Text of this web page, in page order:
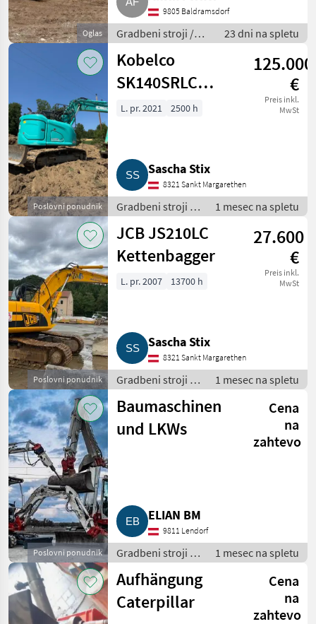
Oglas
9805 Baldramsdorf
Gradbeni stroji /
Bager goseničar
23 dni na spletu
Poslovni ponudnik
Kobelco
SK140SRLC
Kurzheckbagger
125.000
€
Preis inkl.
MwSt
L. pr. 2021 2500 h
Sascha Stix
8321 Sankt Margarethen
Gradbeni stroji /
Bager goseničar
1 mesec na spletu
Poslovni ponudnik
JCB JS210LC
Kettenbagger
27.600
€
Preis inkl.
MwSt
L. pr. 2007 13700 h
Sascha Stix
8321 Sankt Margarethen
Gradbeni stroji /
Bager goseničar
1 mesec na spletu
Poslovni ponudnik
Baumaschinen
und LKWs
Cena
na
zahtevo
ELIAN BM
9811 Lendorf
Gradbeni stroji /
Bager goseničar
1 mesec na spletu
Aufhängung
Caterpillar
Cena
na
zahtevo